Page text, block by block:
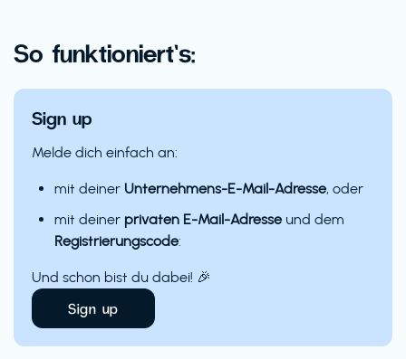
So funktioniert’s:
Sign up
Melde dich einfach an:
mit deiner Unternehmens-E-Mail-Adresse, oder
mit deiner privaten E-Mail-Adresse und dem
Registrierungscode:
Und schon bist du dabei! 🎉
Sign up